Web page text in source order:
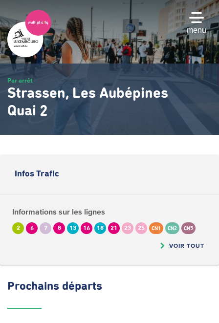
au
contenu
principal
menu
Par arrêt
Strassen, Les Aubépines
Quai 2
Infos Trafic
Informations sur les lignes
2 6 7 8 13 16 18 21 23 25 CN1 CN2 CN5
VOIR TOUT
Prochains départs